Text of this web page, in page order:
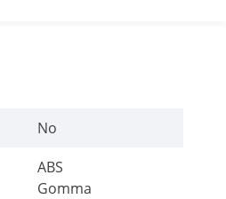
No
ABS
Gomma